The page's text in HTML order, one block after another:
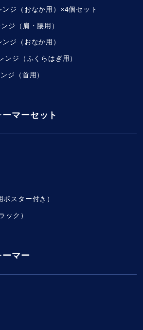
ジ（おなか用）×4個セット
ジ（肩・腰用）
ジ（おなか用）
ンジ（ふくらはぎ用）
ジ（首用）
マーセット
スター付き）
ック）
ーマー